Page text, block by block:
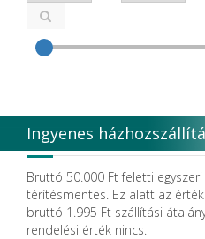
CEMM Dental High Tech Ltd.
Coxo Medical Instrument
Degradable Solutions AG
DELTA RT.
Dendia GmbH
DenMat Holdings, LLC
Dental Film srl.
Dental Pacific
Dentis
Ingyenes
Bruttó 50.000 Ft feletti
térítésmentes. Ez alatt az
bruttó 1.995 Ft szállítási
rendelési érték nincs.